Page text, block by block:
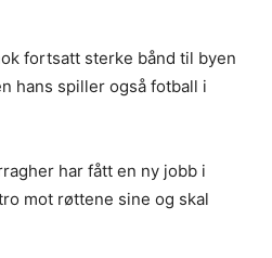
fortsatt sterke bånd til byen
hans spiller også fotball i
har fått en ny jobb i
mot røttene sine og skal